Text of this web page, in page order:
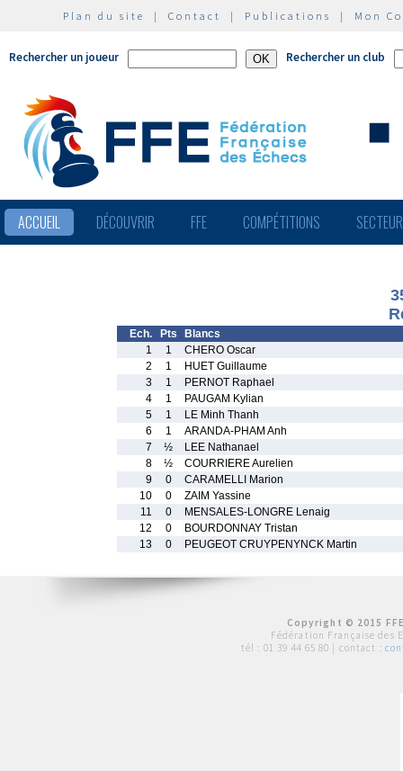
Plan du site | Contact | Publications | Mon
Rechercher un joueur Rechercher un club
ACCUEIL DÉCOUVRIR FFE COMPÉTITIONS
Ech. Pts
Blancs
1
1
CHERO Oscar
2
1
HUET Guillaume
3
1
PERNOT Raphael
4
1
PAUGAM Kylian
5
1
LE Minh Thanh
6
1
ARANDA-PHAM Anh
7
½
LEE Nathanael
8
½
COURRIERE Aurelien
9
0
CARAMELLI Marion
10
0
ZAIM Yassine
11
0
MENSALES-LONGRE Lenaig
12
0
BOURDONNAY Tristan
13
0 PEUGEOT CRUYPENYNCK Martin
Copyright © 2015
Fédération Française des
tél : 01 39 44 65 80 | contact :